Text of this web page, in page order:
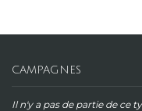
CAMPAGNES
Il n'y a pas de partie de ce